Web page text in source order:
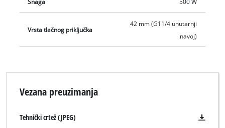
Snaga 500 W
Vrsta tlačnog priključka
42 mm (G11/4 unutarnji
navoj)
Vezana preuzimanja
Tehnički crtež (JPEG)